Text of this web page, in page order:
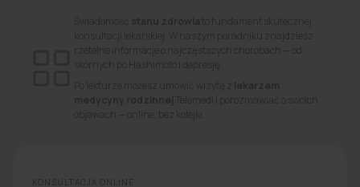
Świadomość stanu zdrowia to fundament skutecznej
konsultacji lekarskiej. W naszym poradniku znajdziesz
rzetelne informacje o najczęstszych chorobach — od
skórnych po Hashimoto i depresję.
Po lekturze możesz umówić wizytę z lekarzem
medycyny rodzinnej Telemedi i porozmawiać o swoich
objawach — online, bez kolejki.
KONSULTACJA ONLINE